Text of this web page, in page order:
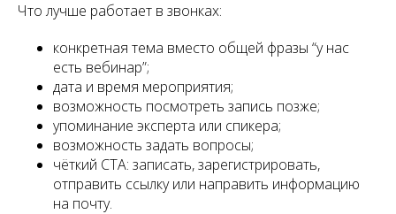
Что лучше работает в звонках:
конкретная тема вместо общей фразы “у нас
есть вебинар”;
дата и время мероприятия;
возможность посмотреть запись позже;
упоминание эксперта или спикера;
возможность задать вопросы;
чёткий CTA: записать, зарегистрировать,
отправить ссылку или направить информацию
на почту.